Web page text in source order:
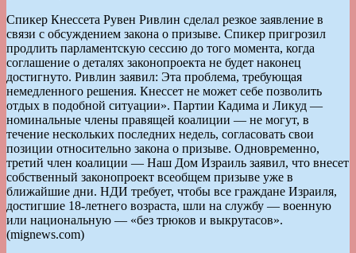
Спикер Кнессета Рувен Ривлин сделал резкое заявление в
связи с обсуждением закона о призыве. Спикер пригрозил
продлить парламентскую сессию до того момента, когда
соглашение о деталях законопроекта не будет наконец
достигнуто. Ривлин заявил: Эта проблема, требующая
немедленного решения. Кнессет не может себе позволить
отдых в подобной ситуации». Партии Кадима и Ликуд —
номинальные члены правящей коалиции — не могут, в
течение нескольких последних недель, согласовать свои
позиции относительно закона о призыве. Одновременно,
третий член коалиции — Наш Дом Израиль заявил, что внесет
собственный законопроект всеобщем призыве уже в
ближайшие дни. НДИ требует, чтобы все граждане Израиля,
достигшие 18-летнего возраста, шли на службу — военную
или национальную — «без трюков и выкрутасов».
(mignews.com)